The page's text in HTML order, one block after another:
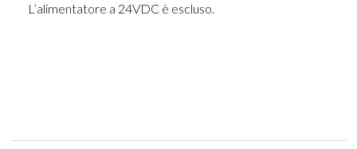
L’alimentatore a 24VDC è escluso.